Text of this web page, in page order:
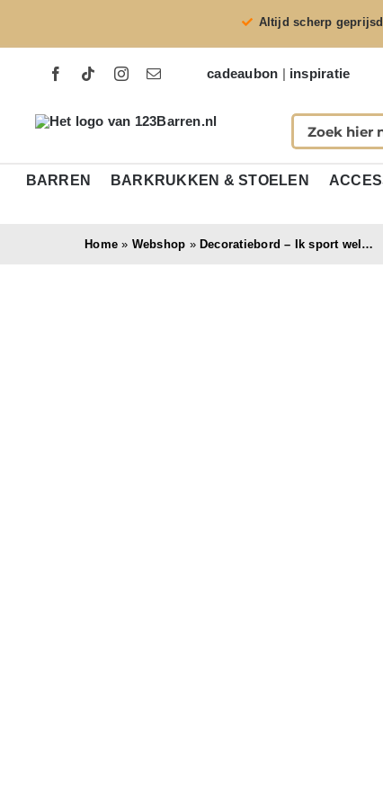
Altijd scherp geprijsd
cadeaubon | inspiratie
BARREN BARKRUKKEN & STOELEN
Home » Webshop » Decoratiebord – Ik sport wel…